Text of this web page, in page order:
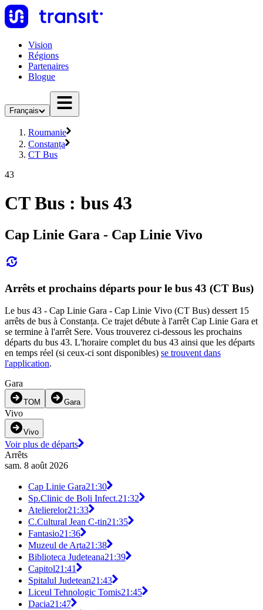
Vision
Régions
Partenaires
Blogue
Français
Roumanie
Constanța
CT Bus
43
CT Bus : bus 43
Cap Linie Gara - Cap Linie Vivo
Arrêts et prochains départs pour le bus 43 (CT Bus)
Le bus 43 - Cap Linie Gara - Cap Linie Vivo (CT Bus) dessert 15
arrêts de bus à Constanța. Ce trajet débute à l'arrêt Cap Linie Gara et
se termine à l'arrêt Sere. Vous trouverez ci-dessous les prochains
départs du bus 43. L'horaire complet du bus 43 ainsi que les départs
en temps réel (si ceux-ci sont disponibles) se trouvent dans
l'application.
Gara
TOM Gara
Vivo
Vivo
Voir plus de départs
Arrêts
sam. 8 août 2026
Cap Linie Gara21:30
Sp.Clinic de Boli Infect.21:32
Atelierelor21:33
C.Cultural Jean C-tin21:35
Fantasio21:36
Muzeul de Arta21:38
Biblioteca Judeteana21:39
Capitol21:41
Spitalul Judetean21:43
Liceul Tehnologic Tomis21:45
Dacia21:47